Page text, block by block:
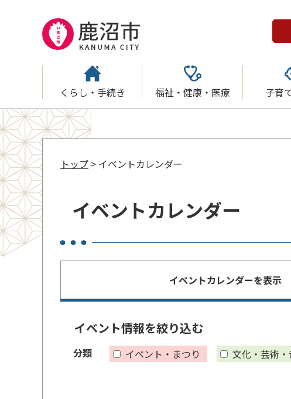
くらし・手続き 福祉・健康・医療 子育
トップ > イベントカレンダー
イベントカレンダー
イベントカレンダーを表示
イベント情報を絞り込む
分類 イベント・まつり 文化・芸術・